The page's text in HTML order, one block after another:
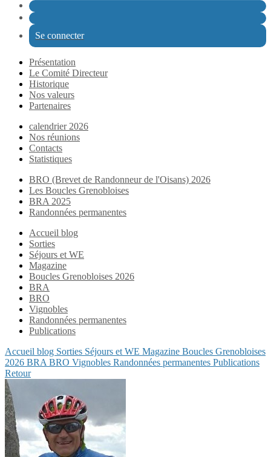
Se connecter
Présentation
Le Comité Directeur
Historique
Nos valeurs
Partenaires
calendrier 2026
Nos réunions
Contacts
Statistiques
BRO (Brevet de Randonneur de l'Oisans) 2026
Les Boucles Grenobloises
BRA 2025
Randonnées permanentes
Accueil blog
Sorties
Séjours et WE
Magazine
Boucles Grenobloises 2026
BRA
BRO
Vignobles
Randonnées permanentes
Publications
Accueil blog Sorties Séjours et WE Magazine Boucles Grenobloises
2026 BRA BRO Vignobles Randonnées permanentes Publications
Retour